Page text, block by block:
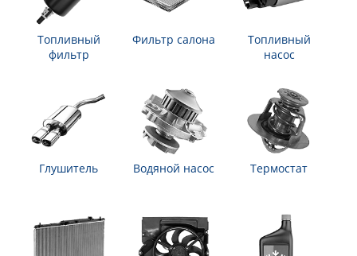
Топливный
фильтр
Фильтр салона
Топливный
насос
Глушитель Водяной насос Термостат